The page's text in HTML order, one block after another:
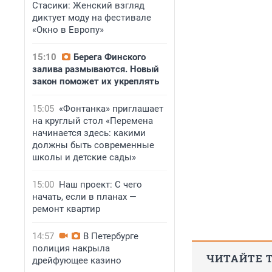
Стасики: Женский взгляд
диктует моду на фестивале
«Окно в Европу»
15:10
Берега Финского
залива размываются. Новый
закон поможет их укреплять
15:05 «Фонтанка» приглашает
на круглый стол «Перемена
начинается здесь: какими
должны быть современные
школы и детские сады»
15:00 Наш проект: С чего
начать, если в планах —
ремонт квартир
14:57
В Петербурге
полиция накрыла
дрейфующее казино
ЧИТАЙТЕ